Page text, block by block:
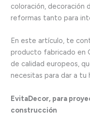
coloración, decoración
reformas tanto para
En este artículo, te
producto fabricado en
de calidad europeos,
necesitas para dar a tu
EvitaDecor, para
construcción